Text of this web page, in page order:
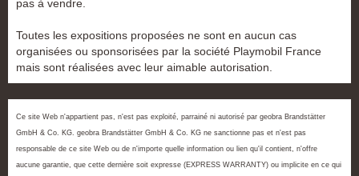
pas à vendre.
Toutes les expositions proposées ne sont en aucun cas
organisées ou sponsorisées par la société Playmobil France
mais sont réalisées avec leur aimable autorisation.
Ce site Web n'appartient pas, n'est pas exploité, parrainé ni autorisé par geobra Brandstätter
GmbH & Co. KG. geobra Brandstätter GmbH & Co. KG ne sanctionne pas et n'est pas
responsable de ce site Web ou de n'importe quelle information ou lien qu'il contient, n'offre
aucune garantie, que cette dernière soit expresse (EXPRESS WARRANTY) ou implicite en ce qui